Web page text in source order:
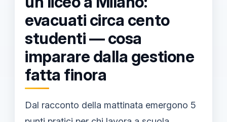
evacuati circa cento
studenti — cosa
imparare dalla gestione
fatta finora
Dal racconto della mattinata emergono 5